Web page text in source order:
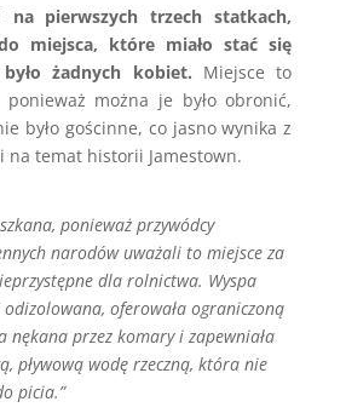
na pierwszych trzech statkach,
miejsca, które miało stać się
żadnych kobiet. Miejsce to
ponieważ można je było obronić,
było gościnne, co jasno wynika z
na temat historii Jamestown.
ponieważ przywódcy
narodów uważali to miejsce za
dla rolnictwa. Wyspa
odizolowana, oferowała ograniczoną
nękana przez komary i zapewniała
pływową wodę rzeczną, która nie
picia.”